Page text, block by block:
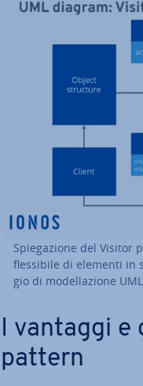
Spie­ga­zio­ne del Visitor
fles­si­bi­le di elementi in
gio di mo­del­la­zio­ne
I vantaggi e
pattern